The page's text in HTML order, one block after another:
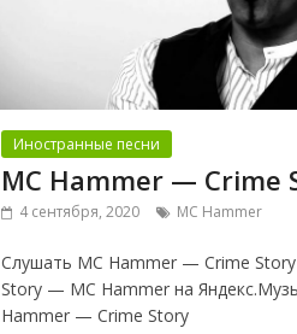
Иностранные песни
MC Hammer — Crime
4 сентября, 2020 MC Hammer
Слушать MC Hammer — Crime
Story — MC Hammer на
Hammer — Crime Story